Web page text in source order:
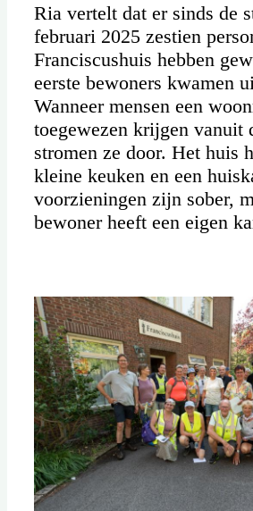
Ria vertelt dat er sinds de
februari 2025 zestien
Franciscushuis hebben
eerste bewoners kwamen
Wanneer mensen een
toegewezen krijgen vanuit
stromen ze door. Het huis
kleine keuken en een
voorzieningen zijn sober,
bewoner heeft een eigen